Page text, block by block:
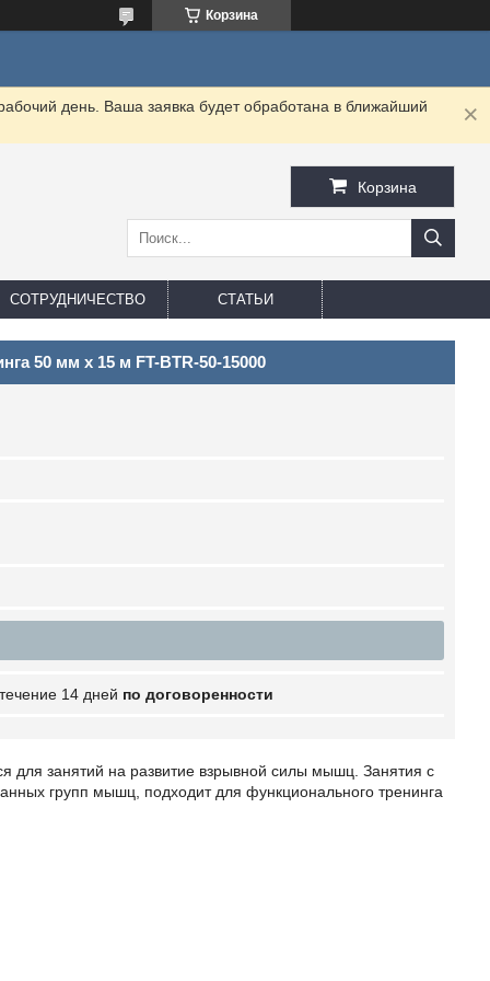
Корзина
день. Ваша заявка будет обработана в ближайший
Корзина
СОТРУДНИЧЕСТВО СТАТЬИ
50 мм х 15 м FT-BTR-50-15000
14 дней по договоренности
для занятий на развитие взрывной силы мышц. Занятия с
групп мышц, подходит для функционального тренинга